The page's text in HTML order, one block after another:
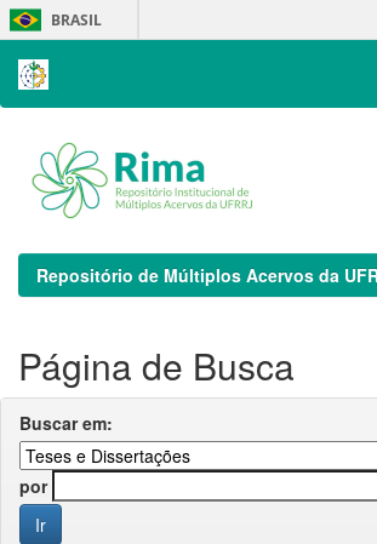
Skip
navigation
BRASIL
Repositório de Múltiplos Acervos da
Página de Busca
Buscar em:
por